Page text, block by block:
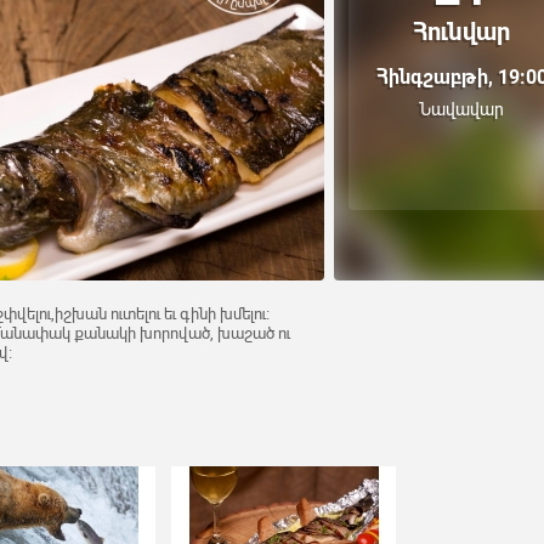
Հունվար
Հինգշաբթի,
Նավավար
ուտելու եւ գինի խմելու։
քանակի խորոված, խաշած ու